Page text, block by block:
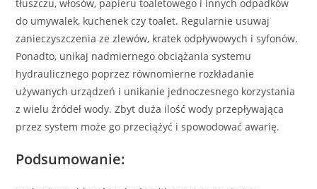
tłuszczu, włosów, papieru toaletowego i innych odpadków
do umywalek, kuchenek czy toalet. Regularnie usuwaj
zanieczyszczenia ze zlewów, kratek odpływowych i syfonów.
Ponadto, unikaj nadmiernego obciążania systemu
hydraulicznego poprzez równomierne rozkładanie
używanych urządzeń i unikanie jednoczesnego korzystania
z wielu źródeł wody. Zbyt duża ilość wody przepływająca
przez system może go przeciążyć i spowodować awarię.
Podsumowanie: